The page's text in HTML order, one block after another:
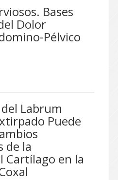
Bases
Dolor
Pélvico
Labrum
Puede
de la
Cartílago en la